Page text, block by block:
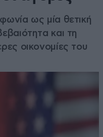
ως μία θετική
και τη
οικονομίες του